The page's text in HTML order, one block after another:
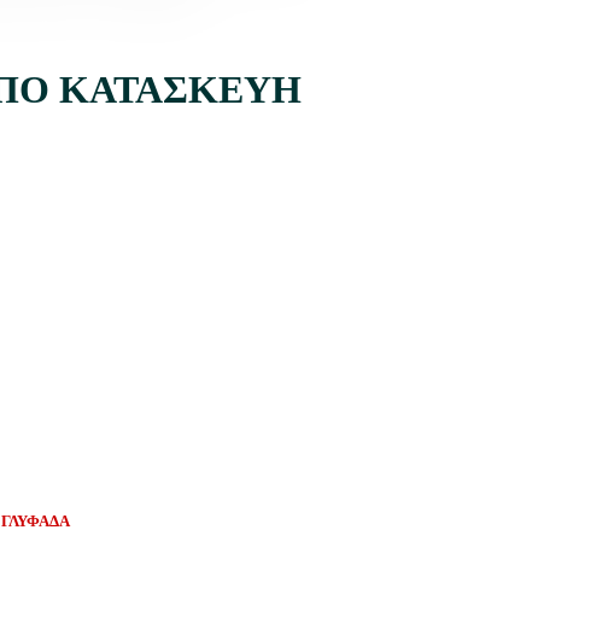
ΚΑΤΑΣΚΕΥΗ
ΓΛΥΦΑΔΑ